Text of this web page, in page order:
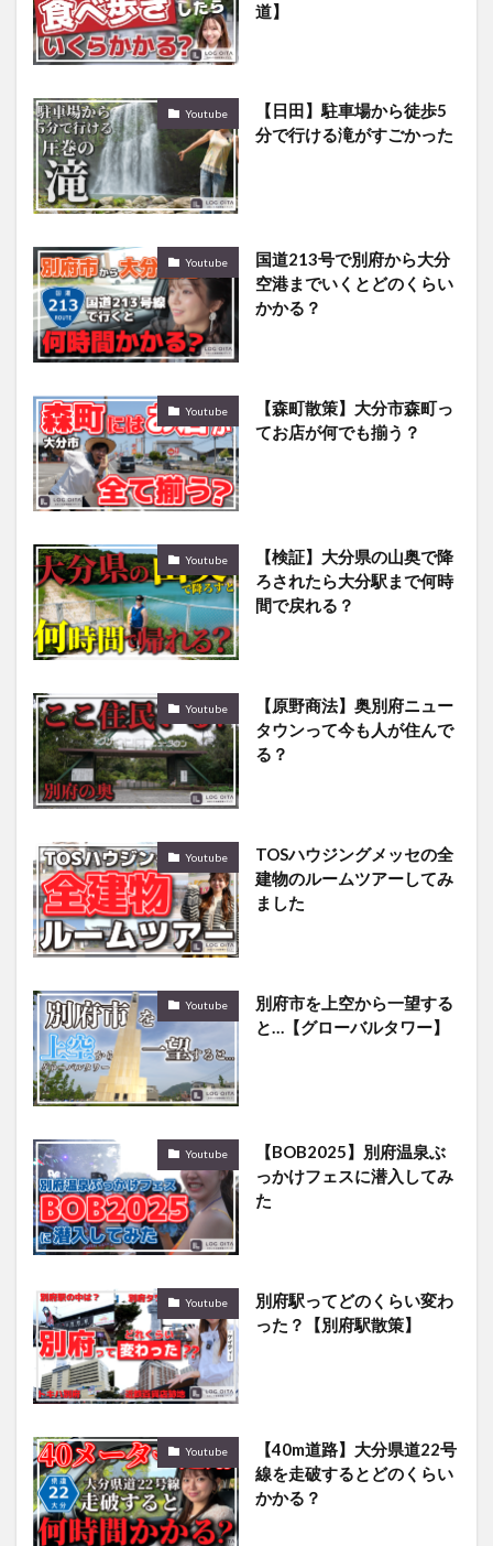
道】
Youtube
【日田】駐車場から徒歩5
分で行ける滝がすごかった
Youtube
国道213号で別府から大分
空港までいくとどのくらい
かかる？
Youtube
【森町散策】大分市森町っ
てお店が何でも揃う？
Youtube
【検証】大分県の山奥で降
ろされたら大分駅まで何時
間で戻れる？
Youtube
【原野商法】奥別府ニュー
タウンって今も人が住んで
る？
Youtube
TOSハウジングメッセの全
建物のルームツアーしてみ
ました
Youtube
別府市を上空から一望する
と…【グローバルタワー】
Youtube
【BOB2025】別府温泉ぶ
っかけフェスに潜入してみ
た
Youtube
別府駅ってどのくらい変わ
った？【別府駅散策】
Youtube
【40m道路】大分県道22号
線を走破するとどのくらい
かかる？